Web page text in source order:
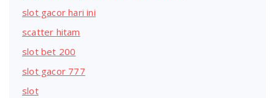
slot gacor hari ini
scatter hitam
slot bet 200
slot gacor 777
slot